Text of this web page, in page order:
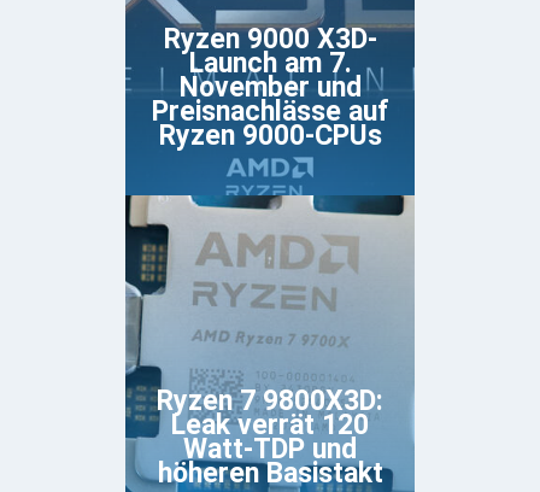
Ryzen 9000 X3D-
Launch am 7.
November und
Preisnachlässe auf
Ryzen 9000-CPUs
Ryzen 7 9800X3D:
Leak verrät 120
Watt-TDP und
höheren Basistakt